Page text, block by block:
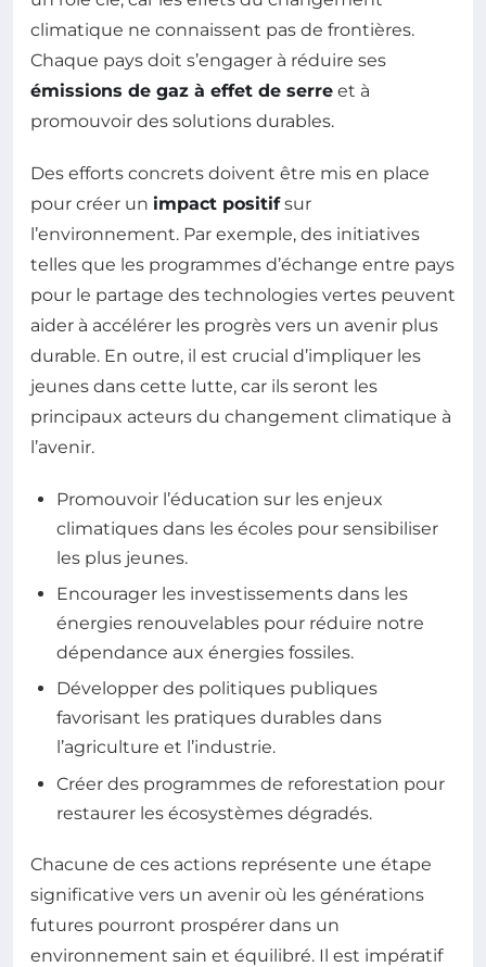
climatique ne connaissent pas de frontières.
Chaque pays doit s’engager à réduire ses
émissions de gaz à effet de serre et à
promouvoir des solutions durables.
Des efforts concrets doivent être mis en place
pour créer un impact positifsur
l’environnement. Par exemple, des initiatives
telles que les programmes d’échange entre pays
pour le partage des technologies vertes peuvent
aider à accélérer les progrès vers un avenir plus
durable. En outre, il est crucial d’impliquer les
jeunes dans cette lutte, car ils seront les
principaux acteurs du changement climatique à
l’avenir.
Promouvoir l’éducation sur les enjeux
climatiques dans les écoles pour sensibiliser
les plus jeunes.
Encourager les investissements dans les
énergies renouvelables pour réduire notre
dépendance aux énergies fossiles.
Développer des politiques publiques
favorisant les pratiques durables dans
l’agriculture et l’industrie.
Créer des programmes de reforestation pour
restaurer les écosystèmes dégradés.
Chacune de ces actions représente une étape
significative vers un avenir où les générations
futures pourront prospérer dans un
environnement sain et équilibré. Il est impératif